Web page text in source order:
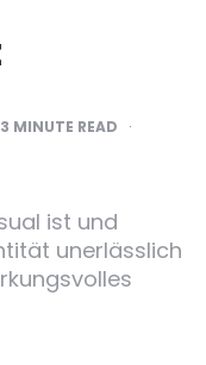
3 MINUTE READ
ist und
unerlässlich